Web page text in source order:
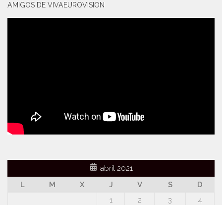
AMIGOS DE VIVAEUROVISION
abril 2021
L
M X J V S
D
1
2 3
4